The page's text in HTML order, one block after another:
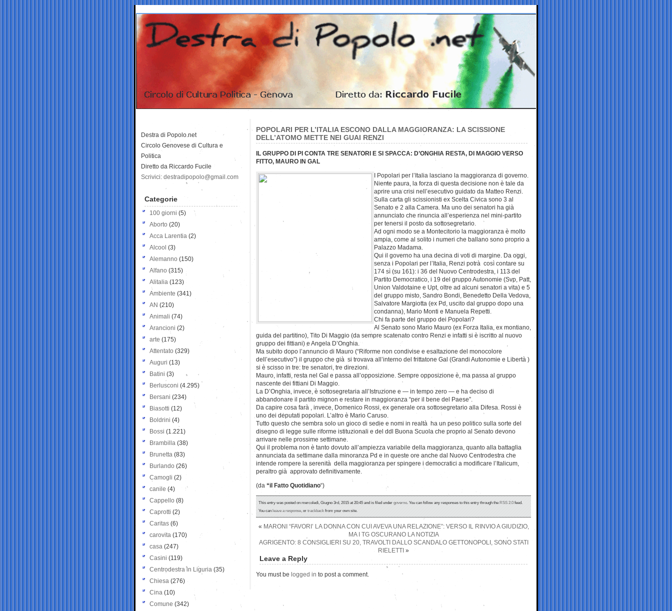
POPOLARI PER L’ITALIA ESCONO DALLA MAGGIORANZA: LA SCISSIONE
DELL’ATOMO METTE NEI GUAI RENZI
IL GRUPPO DI PI CONTA TRE SENATORI E SI SPACCA: D’ONGHIA RESTA, DI MAGGIO VERSO
FITTO, MAURO IN GAL
I Popolari per l’Italia lasciano la maggioranza di governo.
Niente paura, la forza di questa decisione non è tale da
aprire una crisi nell’esecutivo guidato da Matteo Renzi.
Sulla carta gli scissionisti ex Scelta Civica sono 3 al
Senato e 2 alla Camera. Ma uno dei senatori ha già
annunciato che rinuncia all’esperienza nel mini-partito
per tenersi il posto da sottosegretario.
Ad ogni modo se a Montecitorio la maggioranza è molto
ampia, come al solito i numeri che ballano sono proprio a
Palazzo Madama.
Qui il governo ha una decina di voti di margine. Da oggi,
senza i Popolari per l’Italia, Renzi potrà così contare su
174 sì (su 161): i 36 del Nuovo Centrodestra, i 113 del
Partito Democratico, i 19 del gruppo Autonomie (Svp, Patt,
Union Valdotaine e Upt, oltre ad alcuni senatori a vita) e 5
del gruppo misto, Sandro Bondi, Benedetto Della Vedova,
Salvatore Margiotta (ex Pd, uscito dal gruppo dopo una
condanna), Mario Monti e Manuela Repetti.
Chi fa parte del gruppo dei Popolari?
Al Senato sono Mario Mauro (ex Forza Italia, ex montiano,
guida del partitino), Tito Di Maggio (da sempre scatenato contro Renzi e infatti si è iscritto al nuovo
gruppo dei fittiani) e Angela D’Onghia.
Ma subito dopo l’annuncio di Mauro (“Riforme non condivise e esaltazione del monocolore
dell’esecutivo”) il gruppo che già si trovava all’interno del frittatone Gal (Grandi Autonomie e Libertà )
si è scisso in tre: tre senatori, tre direzioni.
Mauro, infatti, resta nel Gal e passa all’opposizione. Sempre opposizione è, ma passa al gruppo
nascente dei fittiani Di Maggio.
La D’Onghia, invece, è sottosegretaria all’Istruzione e — in tempo zero — e ha deciso di
abbandonare il partito mignon e restare in maggioranza “per il bene del Paese”.
Da capire cosa farà , invece, Domenico Rossi, ex generale ora sottosegretario alla Difesa. Rossi è
uno dei deputati popolari. L’altro è Mario Caruso.
Tutto questo che sembra solo un gioco di sedie e nomi in realtà ha un peso politico sulla sorte del
disegno di legge sulle riforme istituzionali e del ddl Buona Scuola che proprio al Senato devono
arrivare nelle prossime settimane.
Qui il problema non è tanto dovuto all’ampiezza variabile della maggioranza, quanto alla battaglia
annunciata da settimane dalla minoranza Pd e in queste ore anche dal Nuovo Centrodestra che
intende rompere la serenità della maggioranza per spingere i democratici a modificare l’Italicum,
peraltro già approvato definitivamente.
(da “il Fatto Quotidiano“)
This entry was posted on mercoledì, Giugno 3rd, 2015 at 20:45 and is filed undergoverno. You can follow any responses to this entry through theRSS 2.0feed.
You canleave a response, ortrackbackfrom your own site.
« MARONI “FAVORI’ LA DONNA CON CUI AVEVA UNA RELAZIONE”: VERSO IL RINVIO A GIUDIZIO,
MA I TG OSCURANO LA NOTIZIA
AGRIGENTO: 8 CONSIGLIERI SU 20, TRAVOLTI DALLO SCANDALO GETTONOPOLI, SONO STATI
RIELETTI »
Leave a Reply
You must be logged in to post a comment.
Destra di Popolo.net
Circolo Genovese di Cultura e
Politica
Diretto da Riccardo Fucile
Scrivici: destradipopolo@gmail.com
Categorie
100 giorni (5)
Aborto (20)
Acca Larentia (2)
Alcool (3)
Alemanno (150)
Alfano (315)
Alitalia (123)
Ambiente (341)
AN (210)
Animali (74)
Arancioni (2)
arte (175)
Attentato (329)
Auguri (13)
Batini (3)
Berlusconi (4.295)
Bersani (234)
Biasotti (12)
Boldrini (4)
Bossi (1.221)
Brambilla (38)
Brunetta (83)
Burlando (26)
Camogli (2)
canile (4)
Cappello (8)
Caprotti (2)
Caritas (6)
carovita (170)
casa (247)
Casini (119)
Centrodestra in Liguria (35)
Chiesa (276)
Cina (10)
Comune (342)